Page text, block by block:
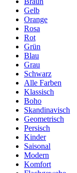
Gelb
Orange
Rosa
Rot
Grün
Blau
Grau
Schwarz
Alle Farben
Klassisch
Boho
Skandinavisch
Geometrisch
Persisch
Kinder
Saisonal
Modern
Komfort